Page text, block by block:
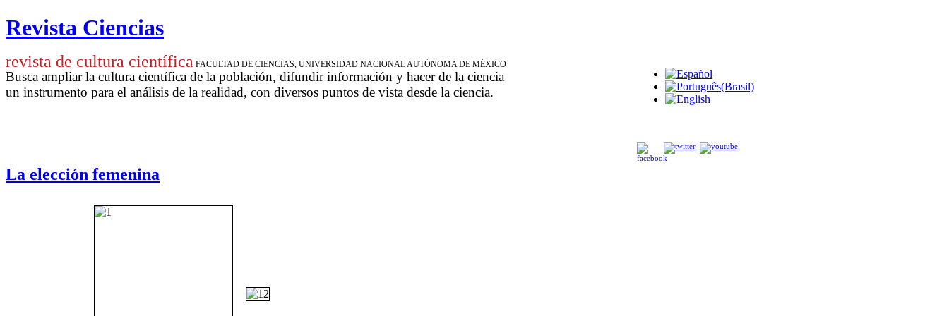
Revista Ciencias
revista de cultura científica FACULTAD DE CIENCIAS, UNIVERSIDAD NACIONAL AUTÓNOMA DE MÉXICO
Busca ampliar la cultura científica de la población, difundir información y hacer de la ciencia
un instrumento para el análisis de la realidad, con diversos puntos de vista desde la ciencia.
La elec­ción fe­me­ni­na